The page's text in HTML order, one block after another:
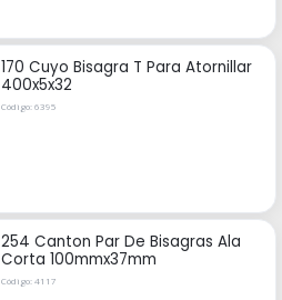
170 Cuyo Bisagra T Para Atornillar
400x5x32
Código: 6395
254 Canton Par De Bisagras Ala
Corta 100mmx37mm
Código: 4117